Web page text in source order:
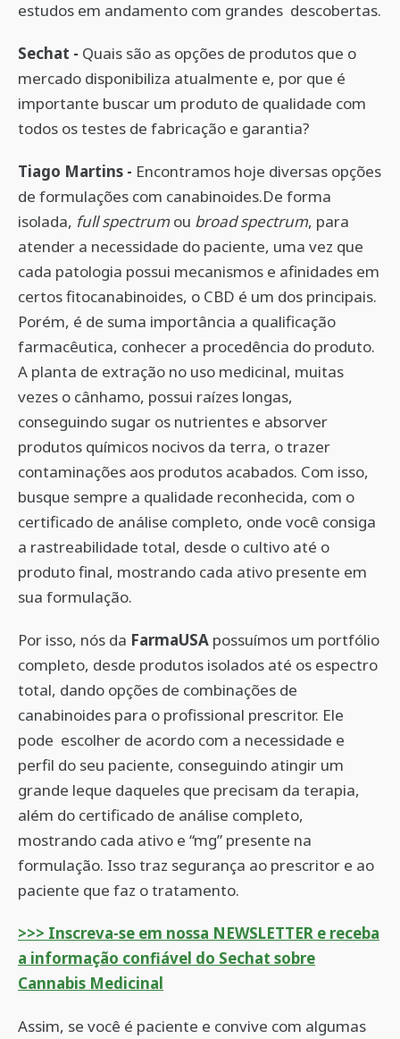
estudos em andamento com grandes descobertas.
Sechat - Quais são as opções de produtos que o
mercado disponibiliza atualmente e, por que é
importante buscar um produto de qualidade com
todos os testes de fabricação e garantia?
Tiago Martins - Encontramos hoje diversas opções
de formulações com canabinoides.De forma
isolada, full spectrumou broad spectrum, para
atender a necessidade do paciente, uma vez que
cada patologia possui mecanismos e afinidades em
certos fitocanabinoides, o CBD é um dos principais.
Porém, é de suma importância a qualificação
farmacêutica, conhecer a procedência do produto.
A planta de extração no uso medicinal, muitas
vezes o cânhamo, possui raízes longas,
conseguindo sugar os nutrientes e absorver
produtos químicos nocivos da terra, o trazer
contaminações aos produtos acabados. Com isso,
busque sempre a qualidade reconhecida, com o
certificado de análise completo, onde você consiga
a rastreabilidade total, desde o cultivo até o
produto final, mostrando cada ativo presente em
sua formulação.
Por isso, nós da FarmaUSA possuímos um portfólio
completo, desde produtos isolados até os espectro
total, dando opções de combinações de
canabinoides para o profissional prescritor. Ele
pode escolher de acordo com a necessidade e
perfil do seu paciente, conseguindo atingir um
grande leque daqueles que precisam da terapia,
além do certificado de análise completo,
mostrando cada ativo e “mg” presente na
formulação. Isso traz segurança ao prescritor e ao
paciente que faz o tratamento.
>>> Inscreva-se em nossa NEWSLETTER e receba
a informação confiável do Sechat sobre
Cannabis Medicinal
Assim, se você é paciente e convive com algumas